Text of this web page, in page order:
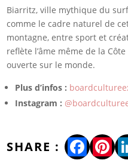
Biarritz, ville mythique du
comme le cadre naturel de
montagne, entre sport et
reflète l’âme même de la
ouverte sur le monde.
Plus d’infos :
Instagram :